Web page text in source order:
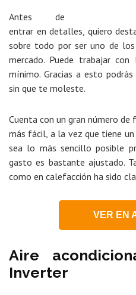
Antes de
entrar en detalles, quiero
sobre todo por ser uno de
mercado. Puede trabajar
mínimo. Gracias a esto
sin que te moleste.
Cuenta con un gran número de
más fácil, a la vez que tiene
sea lo más sencillo posible
gasto es bastante ajustado.
como en calefacción ha sido
VER EN
Aire
Inverter